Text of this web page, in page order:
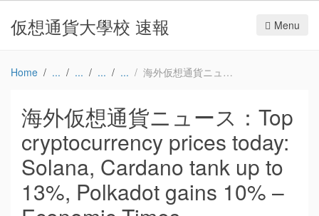
仮想通貨大學校 速報 Menu
Home 海外仮想通貨ニュース：Top cryptocurrency prices today: Solana, Cardano tank up to 13%, Polkadot gains 10% – Economic Times
海外仮想通貨ニュース：Top
cryptocurrency prices today:
Solana, Cardano tank up to
13%, Polkadot gains 10% –